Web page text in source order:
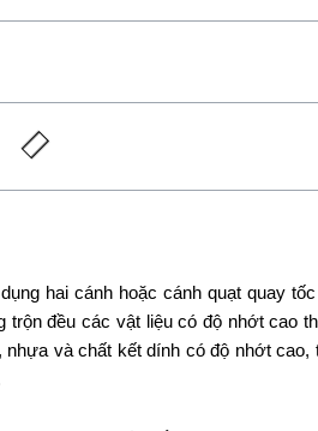
hai cánh hoặc cánh quạt quay
trộn đều các vật liệu có độ nhớt cao
và chất kết dính có độ nhớt cao,